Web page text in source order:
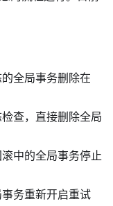
全局事务删除在
查，直接删除全局
中的全局事务停止
务重新开启重试